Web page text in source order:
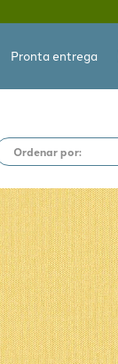
Pronta entrega